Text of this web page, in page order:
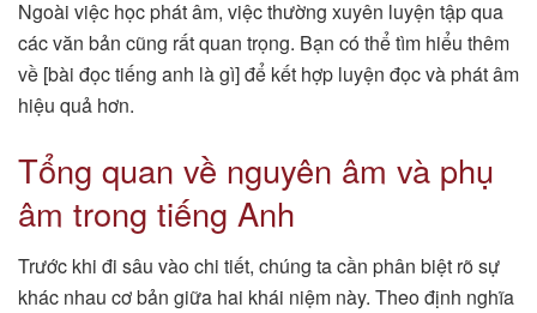
Ngoài việc học phát âm, việc thường xuyên luyện tập qua
các văn bản cũng rất quan trọng. Bạn có thể tìm hiểu thêm
về [bài đọc tiếng anh là gì] để kết hợp luyện đọc và phát âm
hiệu quả hơn.
Tổng quan về nguyên âm và phụ
âm trong tiếng Anh
Trước khi đi sâu vào chi tiết, chúng ta cần phân biệt rõ sự
khác nhau cơ bản giữa hai khái niệm này. Theo định nghĩa